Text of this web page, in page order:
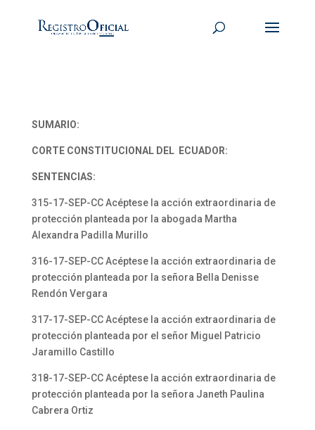
SUMARIO:
CORTE CONSTITUCIONAL DEL ECUADOR:
SENTENCIAS:
315-17-SEP-CC Acéptese la acción extraordinaria de
protección planteada por la abogada Martha
Alexandra Padilla Murillo
316-17-SEP-CC Acéptese la acción extraordinaria de
protección planteada por la señora Bella Denisse
Rendón Vergara
317-17-SEP-CC Acéptese la acción extraordinaria de
protección planteada por el señor Miguel Patricio
Jaramillo Castillo
318-17-SEP-CC Acéptese la acción extraordinaria de
protección planteada por la señora Janeth Paulina
Cabrera Ortiz